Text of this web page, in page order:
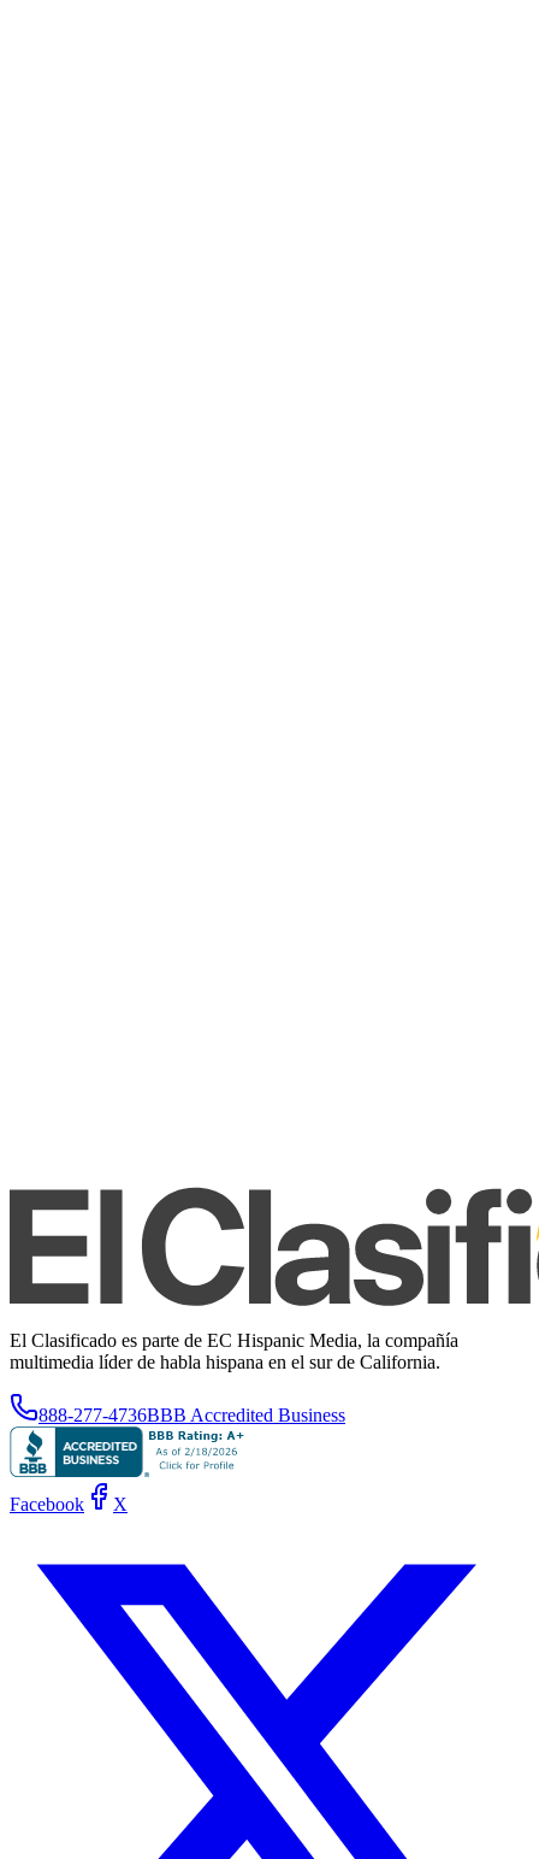
El Clasificado es parte de EC Hispanic Media, la compañía
multimedia líder de habla hispana en el sur de California.
888-277-4736BBB Accredited Business
Facebook X